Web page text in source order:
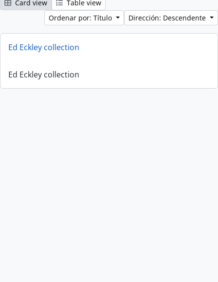
Card view
Table view
Ordenar por: Título
Dirección: Descendente
Ed Eckley collection
Ed Eckley collection